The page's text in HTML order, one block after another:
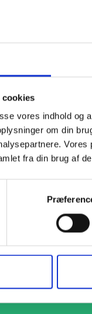
cookies
vores indhold og
om din
fra din brug af